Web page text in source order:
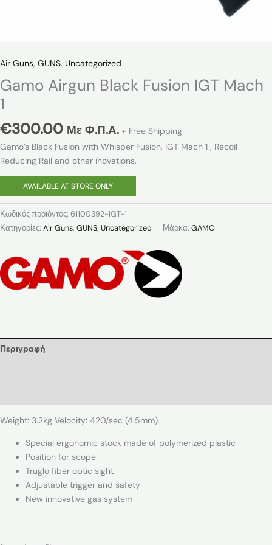
Air Guns, GUNS, Uncategorized
Gamo Airgun Black Fusion IGT Mach
1
€300.00 Με Φ.Π.Α. + Free Shipping
Gamo’s Black Fusion with Whisper Fusion, IGT Mach 1 , Recoil
Reducing Rail and other inovations.
AVAILABLE AT STORE ONLY
Κωδικός προϊόντος: 61100392-IGT-1
Κατηγορίες: Air Guns, GUNS, Uncategorized Μάρκα: GAMO
Περιγραφή
Weight: 3.2kg Velocity: 420/sec (4.5mm).
Special ergonomic stock made of polymerized plastic
Position for scope
Truglo fiber optic sight
Adjustable trigger and safety
New innovative gas system